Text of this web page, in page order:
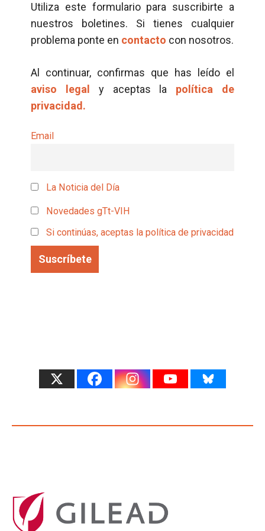
Utiliza este formulario para suscribirte a
nuestros boletines. Si tienes cualquier
problema ponte en contacto con nosotros.
Al continuar, confirmas que has leído el
aviso legal
y aceptas la política de
privacidad.
Email
La Noticia del Día
Novedades gTt-VIH
Si continúas, aceptas la política de privacidad